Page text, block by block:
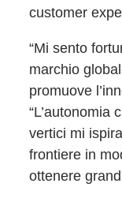
customer
“Mi sento
marchio
promuove
“L’autonomia
vertici mi
frontiere in
ottenere